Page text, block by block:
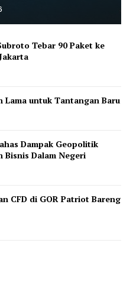
Tebar 90 Paket ke
Lama untuk Tantangan Baru
Dampak Geopolitik
Bisnis Dalam Negeri
CFD di GOR Patriot Bareng